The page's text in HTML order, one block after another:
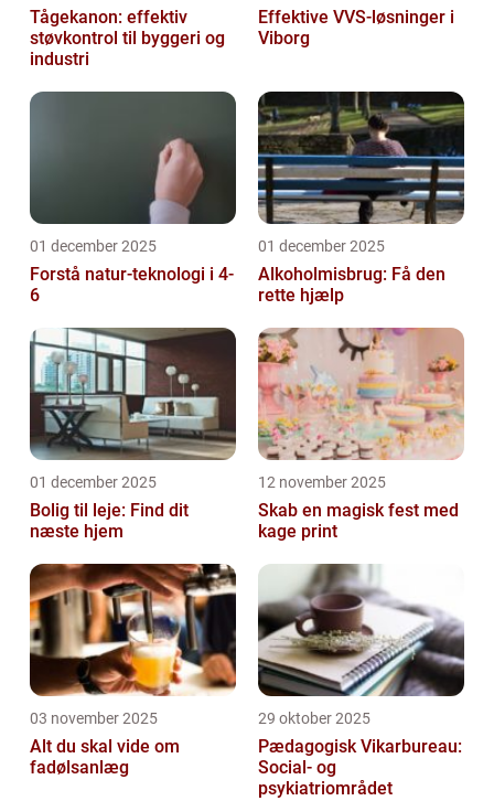
Tågekanon: effektiv
støvkontrol til byggeri og
industri
Effektive VVS-løsninger i
Viborg
01 december 2025
Forstå natur-teknologi i 4-
6
01 december 2025
Alkoholmisbrug: Få den
rette hjælp
01 december 2025
Bolig til leje: Find dit
næste hjem
12 november 2025
Skab en magisk fest med
kage print
03 november 2025
Alt du skal vide om
fadølsanlæg
29 oktober 2025
Pædagogisk Vikarbureau:
Social- og
psykiatriområdet